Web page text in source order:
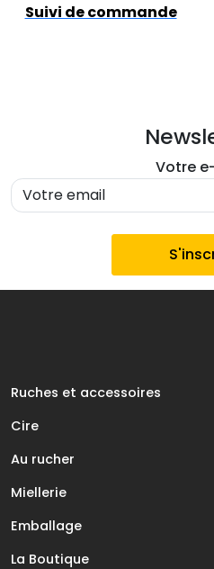
Suivi de commande
Votre
Ruches et accessoires
Cire
Au rucher
Miellerie
Emballage
La Boutique